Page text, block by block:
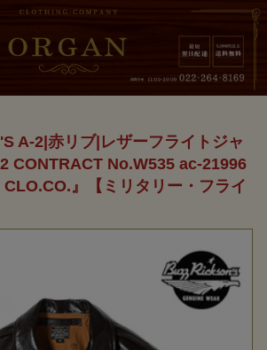
A-2|赤リブ|レザーフライトジャ
CONTRACT No.W535 ac-21996
』【ミリタリー・フライ